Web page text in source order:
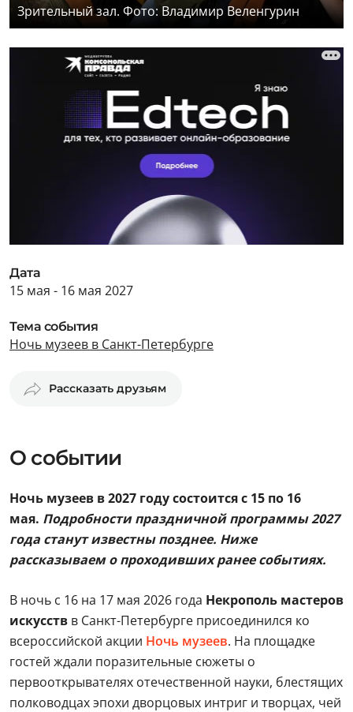
Зрительный зал. Фото: Владимир Веленгурин
Дата
15 мая - 16 мая 2027
Тема события
Ночь музеев в Санкт-Петербурге
Рассказать друзьям
О событии
Ночь музеев в 2027 году состоится с 15 по 16
мая. Подробности праздничной программы 2027
года станут известны позднее. Ниже
рассказываем о проходивших ранее событиях.
В ночь с 16 на 17 мая 2026 года Некрополь мастеров
искусств в Санкт-Петербурге присоединился ко
всероссийской акции Ночь музеев. На площадке
гостей ждали поразительные сюжеты о
первооткрывателях отечественной науки, блестящих
полководцах эпохи дворцовых интриг и творцах, чей